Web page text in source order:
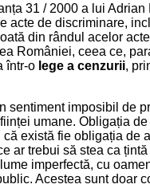
31 / 2000 a lui
acte de discriminare,
din rândul acelor
României, ceea ce,
într-o lege a cenzurii,
sentiment imposibil de
umane. Obligația
există fie obligația de
ar trebui să stea ca
imperfectă, cu
Acestea sunt doar